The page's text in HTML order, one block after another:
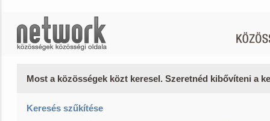
Most a közösségek közt keresel. Szeretnéd kibővíteni a
Keresés szűkítése